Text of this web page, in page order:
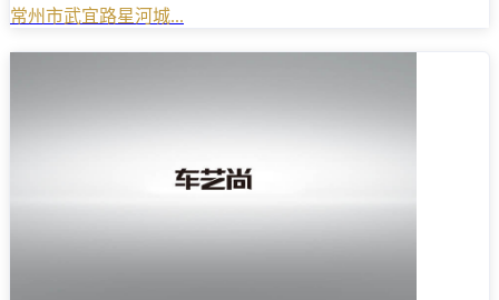
常州市武宜路星河城...